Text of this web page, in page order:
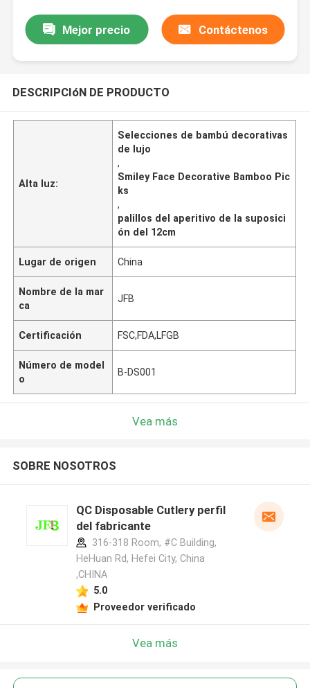
Mejor precio Contáctenos
DESCRIPCIóN DE PRODUCTO
Alta luz:
Selecciones de bambú decorativas
de lujo
,
Smiley Face Decorative Bamboo Pic
ks
,
palillos del aperitivo de la suposici
ón del 12cm
Lugar de origen China
Nombre de la mar
ca
JFB
Certificación FSC,FDA,LFGB
Número de model
o
B-DS001
Vea más
SOBRE NOSOTROS
QC Disposable Cutlery perfil
del fabricante
316-318 Room, #C Building,
HeHuan Rd, Hefei City, China
,CHINA
5.0
Proveedor verificado
Vea más